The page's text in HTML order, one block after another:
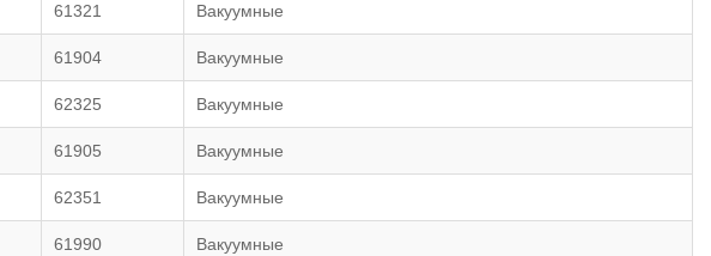
61321 Вакуумные
61904 Вакуумные
62325 Вакуумные
61905 Вакуумные
62351 Вакуумные
61990 Вакуумные